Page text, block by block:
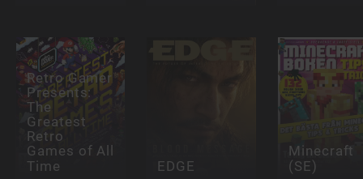
Retro Gamer
Presents:
The
Greatest
Retro
Games of All
Time EDGE
Minecraft
(SE)